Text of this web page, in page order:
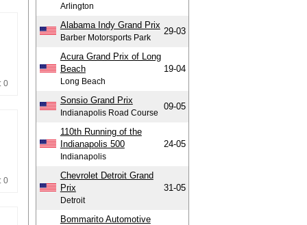
0
0
Arlington
Alabama Indy Grand Prix
Barber Motorsports Park
29-03
Acura Grand Prix of Long
Beach
Long Beach
19-04
Sonsio Grand Prix
Indianapolis Road Course
09-05
110th Running of the
Indianapolis 500
Indianapolis
24-05
Chevrolet Detroit Grand
Prix
Detroit
31-05
Bommarito Automotive